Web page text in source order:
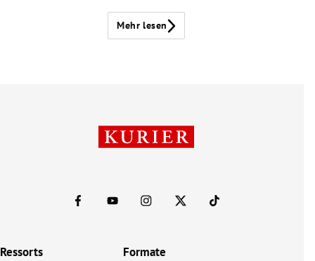
Mehr lesen
Ressorts Formate